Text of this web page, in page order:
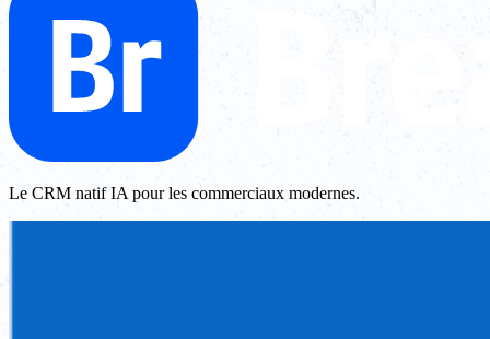
Le CRM natif IA pour les commerciaux modernes.